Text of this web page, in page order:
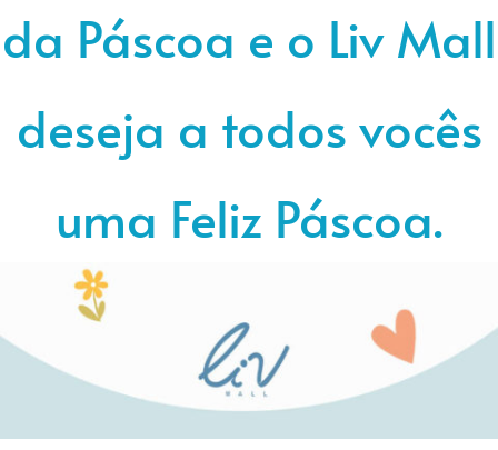
da Páscoa e o Liv Mall
deseja a todos vocês
uma Feliz Páscoa.